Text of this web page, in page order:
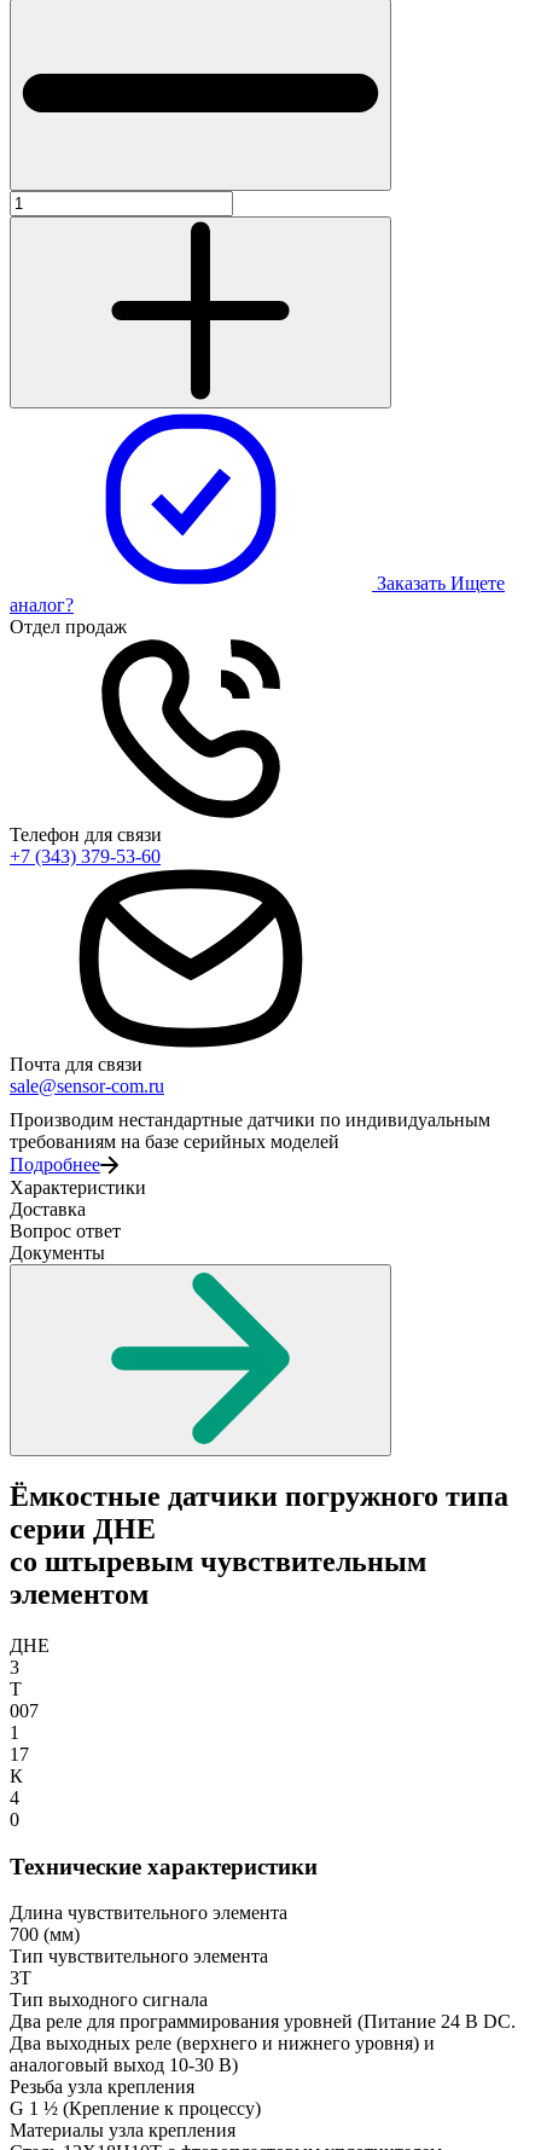
Заказать Ищете
аналог?
Отдел продаж
Телефон для связи
+7 (343) 379-53-60
Почта для связи
sale@sensor-com.ru
Производим нестандартные датчики по индивидуальным
требованиям на базе серийных моделей
Подробнее
Характеристики
Доставка
Вопрос ответ
Документы
Ёмкостные датчики погружного типа
серии ДНЕ
со штыревым чувствительным
элементом
ДНЕ
3
Т
007
1
17
К
4
0
Технические характеристики
Длина чувствительного элемента
700 (мм)
Тип чувствительного элемента
3Т
Тип выходного сигнала
Два реле для программирования уровней (Питание 24 В DC.
Два выходных реле (верхнего и нижнего уровня) и
аналоговый выход 10-30 В)
Резьба узла крепления
G 1 ½ (Крепление к процессу)
Материалы узла крепления